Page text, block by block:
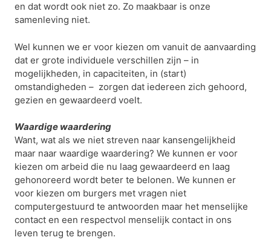
en dat wordt ook niet zo. Zo maakbaar is onze
samenleving niet.
Wel kunnen we er voor kiezen om vanuit de aanvaarding
dat er grote individuele verschillen zijn – in
mogelijkheden, in capaciteiten, in (start)
omstandigheden – zorgen dat iedereen zich gehoord,
gezien en gewaardeerd voelt.
Waardige waardering
Want, wat als we niet streven naar kansengelijkheid
maar naar waardige waardering? We kunnen er voor
kiezen om arbeid die nu laag gewaardeerd en laag
gehonoreerd wordt beter te belonen. We kunnen er
voor kiezen om burgers met vragen niet
computergestuurd te antwoorden maar het menselijke
contact en een respectvol menselijk contact in ons
leven terug te brengen.